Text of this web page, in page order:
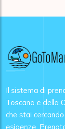
Il sistema di
Toscana e della
che stai
esigenze.